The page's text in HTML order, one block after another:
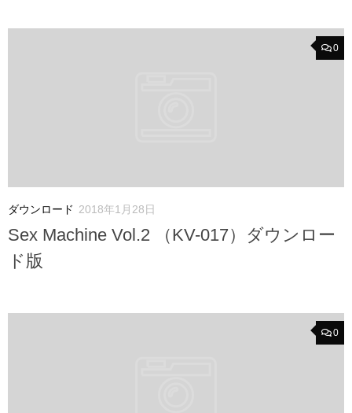
0
ダウンロード 2018年1月28日
Sex Machine Vol.2 （KV-017）ダウンロー
ド版
0